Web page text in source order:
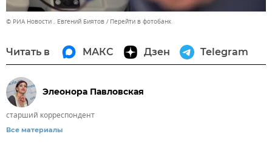
© РИА Новости . Евгений Биятов Перейти в фотобанк
Читать в МАКС Дзен Telegram
Элеонора Павловская
старший корреспондент
Все материалы